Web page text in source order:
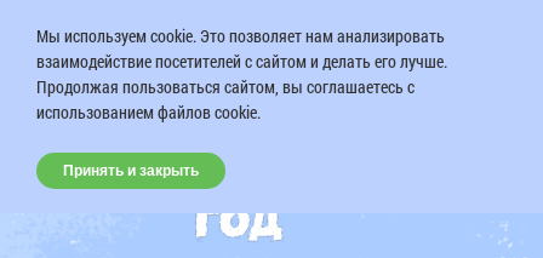
Мы используем cookie. Это позволяет нам анализировать
взаимодействие посетителей с сайтом и делать его лучше.
Продолжая пользоваться сайтом, вы соглашаетесь с
использованием файлов cookie.
Принять и закрыть